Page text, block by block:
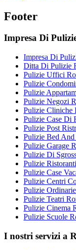
Footer
Impresa Di
Impresa Di
Ditta Di Pulizie
Pulizie Uffici
Pulizie
Pulizie
Pulizie Negozi
Pulizie Cliniche
Pulizie Case Di
Pulizie Post
Pulizie Bed And
Pulizie Garage
Pulizie Di
Pulizie
Pulizie Case
Pulizie Centri
Pulizie
Pulizie Teatri
Pulizie Cinema
Pulizie Scuole
I nostri servizi a